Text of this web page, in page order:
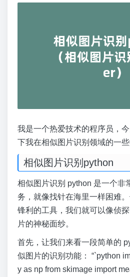
我是一个热爱技术的程序员，
下我在相似图片识别领域的一些
相似图片识别python
相似图片识别 python 是一个非
务，就像找针在海里一样困难
锋利的工具，我们就可以像侦
片的神秘面纱。
首先，让我们来看一段简单的
似图片的识别功能： “`python
y as np from skimage import